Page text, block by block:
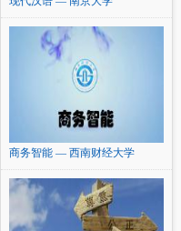
商务智能 — 西南财经大学